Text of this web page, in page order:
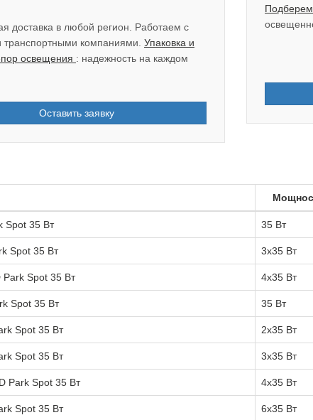
доставка в любой регион. Работаем с
компаниями. Упаковка и
освещения : надежность на каждом
Оставить заявку
Подберем
Spot 35 Вт 35 Вт
Spot 35 Вт 3x35 Вт
Park Spot 35 Вт 4x35 Вт
Spot 35 Вт 35 Вт
Spot 35 Вт 2x35 Вт
Spot 35 Вт 3x35 Вт
Park Spot 35 Вт 4x35 Вт
Spot 35 Вт 6x35 Вт